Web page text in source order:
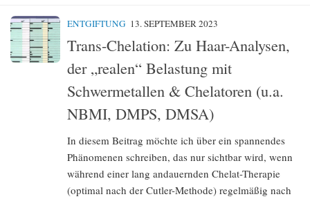
ENTGIFTUNG 13. SEPTEMBER 2023
Trans-Chelation: Zu Haar-Analysen,
der „realen“ Belastung mit
Schwermetallen & Chelatoren (u.a.
NBMI, DMPS, DMSA)
In diesem Beitrag möchte ich über ein spannendes
Phänomenen schreiben, das nur sichtbar wird, wenn
während einer lang andauernden Chelat-Therapie
(optimal nach der Cutler-Methode) regelmäßig nach